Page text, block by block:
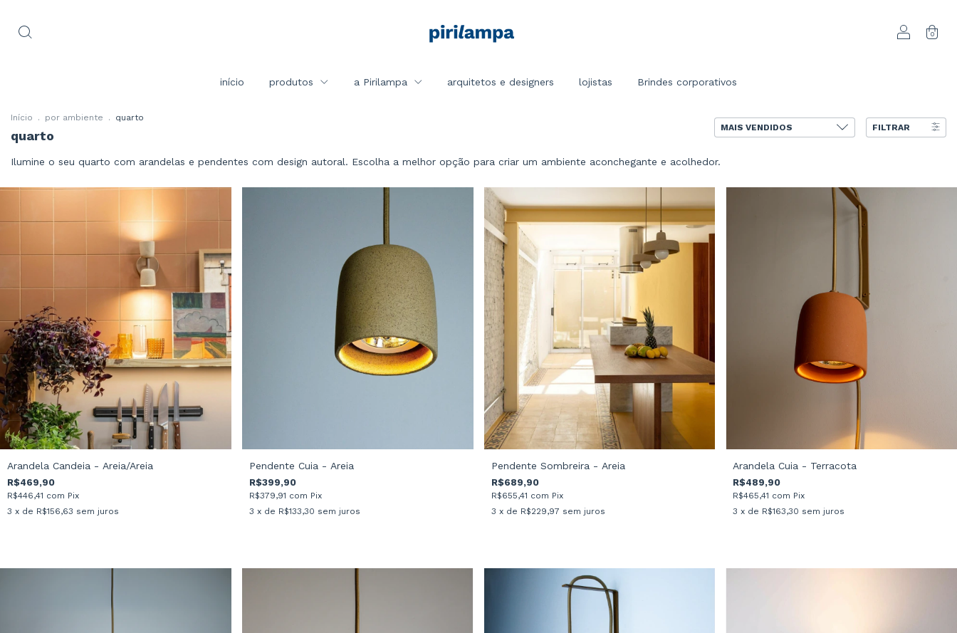
0
início produtos a Pirilampa arquitetos e designers lojistas Brindes corporativos
Início . por ambiente . quarto
quarto
FILTRAR
Ilumine o seu quarto com arandelas e pendentes com design autoral. Escolha a melhor opção para criar um ambiente aconchegante e acolhedor.
Arandela Candeia - Areia/Areia
R$469,90
R$446,41 com Pix
3 x de R$156,63 sem juros
Pendente Cuia - Areia
R$399,90
R$379,91 com Pix
3 x de R$133,30 sem juros
Pendente Sombreira - Areia
R$689,90
R$655,41 com Pix
3 x de R$229,97 sem juros
Arandela Cuia - Terracota
R$489,90
R$465,41 com Pix
3 x de R$163,30 sem juros